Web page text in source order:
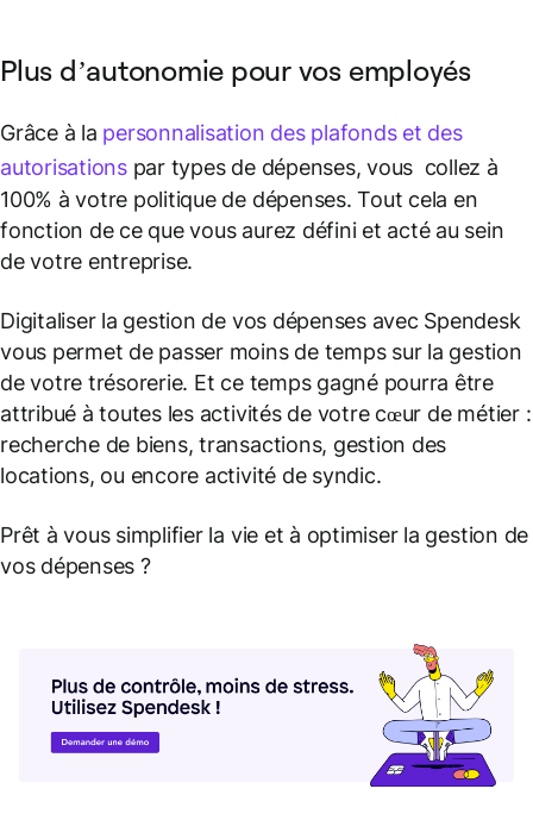
Plus d’autonomie pour vos employés
Grâce à la personnalisation des plafonds et des
autorisationspar types de dépenses, vous collez à
100% à votre politique de dépenses. Tout cela en
fonction de ce que vous aurez défini et acté au sein
de votre entreprise.
Digitaliser la gestion de vos dépenses avec Spendesk
vous permet de passer moins de temps sur la gestion
de votre trésorerie. Et ce temps gagné pourra être
attribué à toutes les activités de votre cœur de métier :
recherche de biens, transactions, gestion des
locations, ou encore activité de syndic.
Prêt à vous simplifier la vie et à optimiser la gestion de
vos dépenses ?